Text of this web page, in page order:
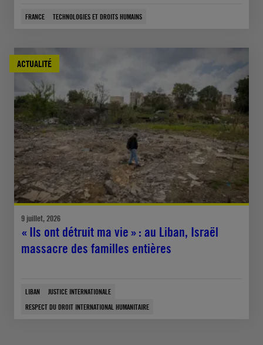
FRANCE TECHNOLOGIES ET DROITS HUMAINS
ACTUALITÉ
9 juillet, 2026
« Ils ont détruit ma vie » : au Liban, Israël
massacre des familles entières
LIBAN
JUSTICE INTERNATIONALE
RESPECT DU DROIT INTERNATIONAL HUMANITAIRE